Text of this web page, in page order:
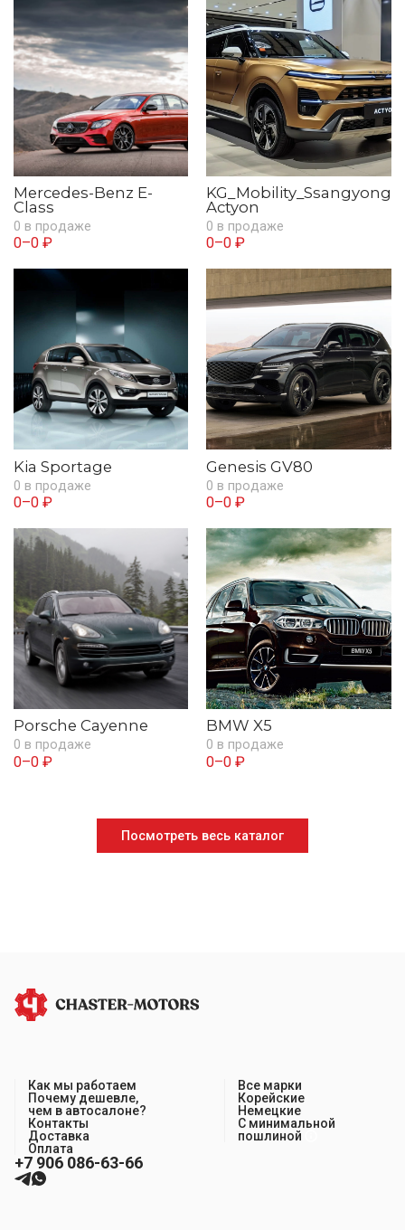
Mercedes-Benz E-
Class
0 в продаже
0–0 ₽
KG_Mobility_Ssangyong
Actyon
0 в продаже
0–0 ₽
Kia Sportage
0 в продаже
0–0 ₽
Genesis GV80
0 в продаже
0–0 ₽
Porsche Cayenne
0 в продаже
0–0 ₽
BMW X5
0 в продаже
0–0 ₽
Посмотреть весь каталог
Как мы работаем
Почему дешевле,
чем в автосалоне?
Контакты
Доставка
Оплата
Все марки
Корейские
Немецкие
С минимальной
пошлиной
+7 906 086-63-66